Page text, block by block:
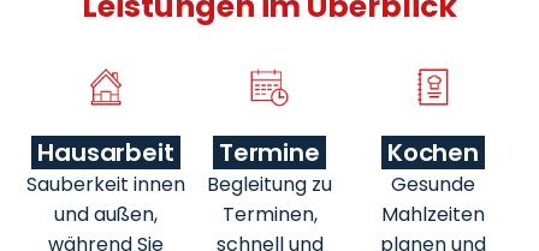
Hausarbeit
Sauberkeit innen
und außen,
während Sie
Termine
Begleitung zu
Terminen,
schnell und
Kochen
Gesunde
Mahlzeiten
planen und